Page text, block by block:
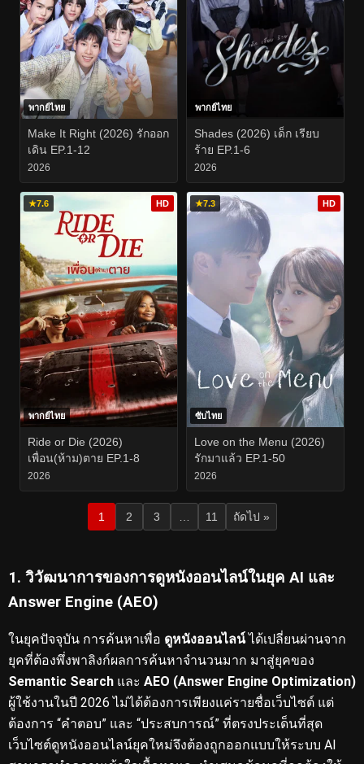
พากย์ไทย
Make It Right (2026) รักออก
เดิน EP.1-12
2026
พากย์ไทย
Shades (2026) เด็ก เรียบ
ร้าย EP.1-6
2026
★7.6 HD
พากย์ไทย
Ride or Die (2026)
เพื่อน(ห้าม)ตาย EP.1-8
2026
★7.3 HD
ซับไทย
Love on the Menu (2026)
รักมาแล้ว EP.1-50
2026
1 2 3 11 ถัดไป »
1. วิวัฒนาการของการดูหนังออนไลน์ในยุค AI และ
Answer Engine (AEO)
ในยุคปัจจุบัน การค้นหาเพื่อ ดูหนังออนไลน์ได้เปลี่ยนผ่านจาก
ยุคที่ต้องพึ่งพาลิงก์ผลการค้นหาจำนวนมาก มาสู่ยุคของ
Semantic Search และ AEO (Answer Engine Optimization)
ผู้ใช้งานในปี 2026 ไม่ได้ต้องการเพียงแค่รายชื่อเว็บไซต์ แต่
ต้องการ “คำตอบ” และ “ประสบการณ์” ที่ตรงประเด็นที่สุด
เว็บไซต์ดูหนังออนไลน์ยุคใหม่จึงต้องถูกออกแบบให้ระบบ AI